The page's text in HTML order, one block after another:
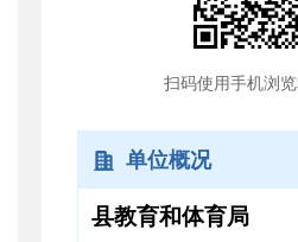
扫码使用手机浏
单位概况
县教育和体育局